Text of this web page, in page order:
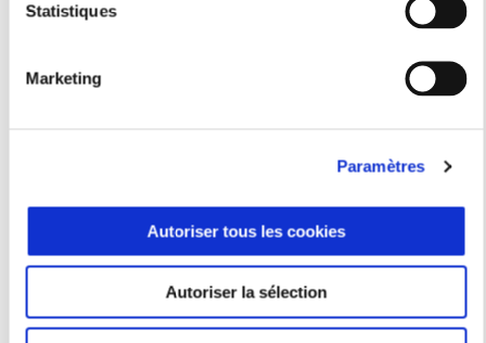
Statistiques
Marketing
Paramètres
Autoriser tous les cookies
Autoriser la sélection